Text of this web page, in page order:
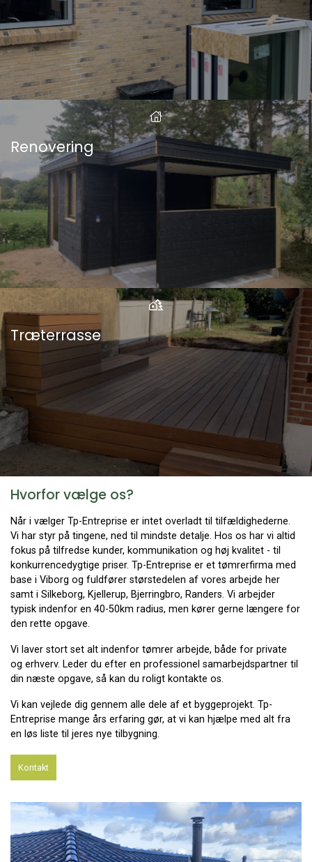
Renovering
Træterrasse
Hvorfor vælge os?
Når i vælger Tp-Entreprise er intet overladt til tilfældighederne.
Vi har styr på tingene, ned til mindste detalje. Hos os har vi altid
fokus på tilfredse kunder, kommunikation og høj kvalitet - til
konkurrencedygtige priser. Tp-Entreprise er et tømrerfirma med
base i Viborg og fuldfører størstedelen af vores arbejde her
samt i Silkeborg, Kjellerup, Bjerringbro, Randers. Vi arbejder
typisk indenfor en 40-50km radius, men kører gerne længere for
den rette opgave.
Vi laver stort set alt indenfor tømrer arbejde, både for private
og erhverv. Leder du efter en professionel samarbejdspartner til
din næste opgave, så kan du roligt kontakte os.
Vi kan vejlede dig gennem alle dele af et byggeprojekt. Tp-
Entreprise mange års erfaring gør, at vi kan hjælpe med alt fra
en løs liste til jeres nye tilbygning.
Kontakt